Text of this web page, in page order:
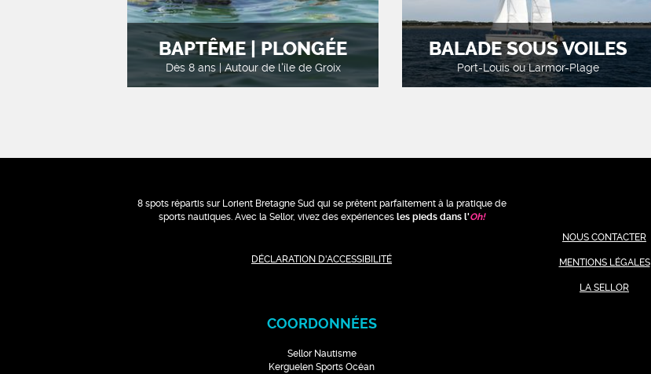
BAPTÊME | PLONGÉE
Dès 8 ans | Autour de l'île de Groix
BALADE SOUS VOILES
Port-Louis ou Larmor-Plage
8 spots répartis sur Lorient Bretagne Sud qui se prêtent parfaitement à la pratique de
sports nautiques. Avec la Sellor, vivez des expériences les pieds dans l'Oh!
DÉCLARATION D'ACCESSIBILITÉ
COORDONNÉES
Sellor Nautisme
Kerguelen Sports Océan
NOUS CONTACTER
MENTIONS LÉGALES
LA SELLOR